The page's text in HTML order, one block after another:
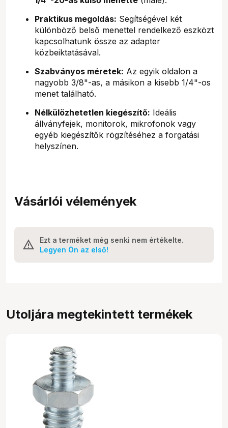
Praktikus megoldás: Segítségével két
különböző belső menettel rendelkező eszközt
kapcsolhatunk össze az adapter
közbeiktatásával.
Szabványos méretek: Az egyik oldalon a
nagyobb 3/8"-as, a másikon a kisebb 1/4"-os
menet található.
Nélkülözhetetlen kiegészítő: Ideális
állványfejek, monitorok, mikrofonok vagy
egyéb kiegészítők rögzítéséhez a forgatási
helyszínen.
Vásárlói vélemények
Ezt a terméket még senki nem értékelte.
Legyen Ön az első!
Utoljára megtekintett termékek